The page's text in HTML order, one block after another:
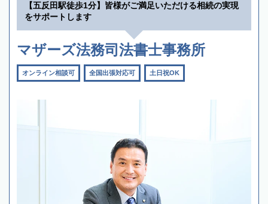
【五反田駅徒歩1分】皆様がご満足いただける相続の実現
をサポートします
マザーズ法務司法書士事務所
オンライン相談可 全国出張対応可 土日祝OK